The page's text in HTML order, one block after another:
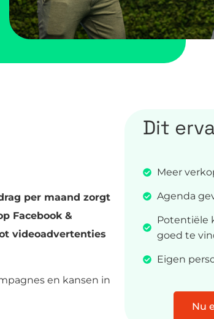
per maand zorgt
Facebook &
videoadvertenties
en kansen in
Dit
Meer
Agenda
Potentiële
goed te
Eigen
Nu